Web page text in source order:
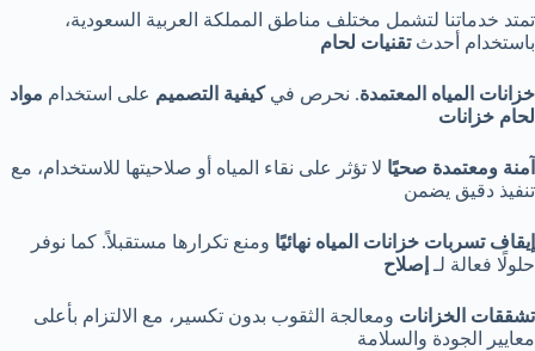
تمتد خدماتنا لتشمل مختلف مناطق المملكة العربية السعودية،
باستخدام أحدثتقنيات لحام
خزانات المياه المعتمدة. نحرص فيكيفية التصميم على استخدام مواد
لحام خزانات
آمنة ومعتمدة صحيًا لا تؤثر على نقاء المياه أو صلاحيتها للاستخدام، مع
تنفيذ دقيق يضمن
إيقاف تسربات خزانات المياه نهائيًا ومنع تكرارها مستقبلاً. كما نوفر
حلولًا فعالة لـ إصلاح
تشققات الخزانات ومعالجة الثقوب بدون تكسير، مع الالتزام بأعلى
معايير الجودة والسلامة